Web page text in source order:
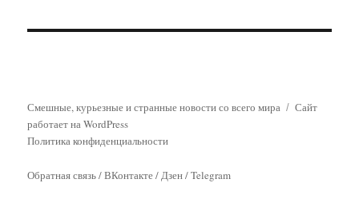
Смешные, курьезные и странные новости со всего мира
Сайт
работает на WordPress
Политика конфиденциальности
Обратная связь/ВКонтакте/Дзен/Telegram